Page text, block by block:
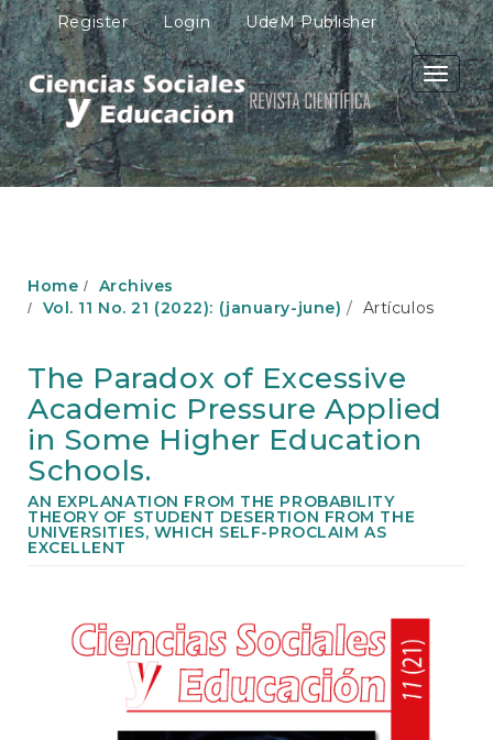
M
a
i
n
N
a
v
i
g
n
n
C
o
n
t
e
n
t
S
Register Login UdeM Publisher
Toggle
Home
Archives
Vol. 11 No. 21 (2022): (january-june)
Artículos
The Paradox of Excessive
Academic Pressure Applied
in Some Higher Education
Schools.
AN EXPLANATION FROM THE PROBABILITY
THEORY OF STUDENT DESERTION FROM THE
UNIVERSITIES, WHICH SELF-PROCLAIM AS
EXCELLENT
Sidebar